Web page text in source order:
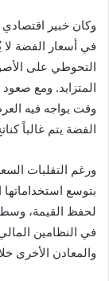
وكان خبير
في أسعار الفضة لا
التحوطي على
المتزايد. ومع
وقت يواجه فيه
الفضة يتم غالباً
ورغم التقلبات
بتوسع
لحفظ القيمة، وسط
في النظامين
والمعادن الأخرى